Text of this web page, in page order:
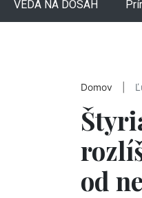
VEDA NA DOSAH
Domov
od